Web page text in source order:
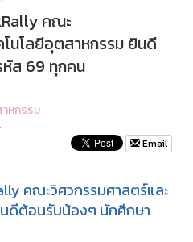
คณะ
นโลยีอุตสาหกรรม ยินดี
ส 69 ทุกคน
หกรรม
Email
คณะวิศวกรรมศาสตร์และ
ดีต้อนรับน้องๆ นักศึกษา